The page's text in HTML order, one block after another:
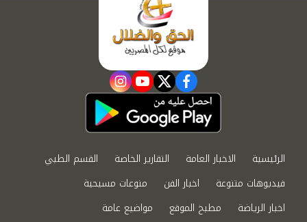
facebook
twitter
youtube
instagram
الرئيسية الاخبار العامة التقارير الخاصة
القسم الطبي
فيديوهات متنوعة
اخبار الفن
منوعات مسيحية
اخبار الرياضة
مطبخ الموقع
مواضيع عامة